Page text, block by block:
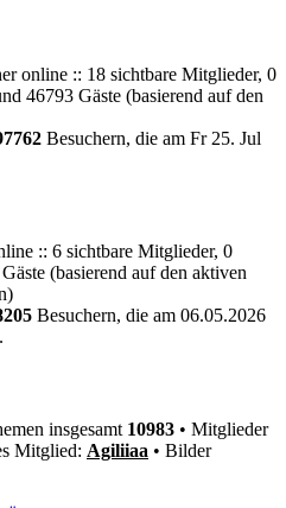
online :: 18 sichtbare Mitglieder, 0
46793 Gäste (basierend auf den
Besuchern, die am Fr 25. Jul
:: 6 sichtbare Mitglieder, 0
(basierend auf den aktiven
Besuchern, die am 06.05.2026
insgesamt 10983 • Mitglieder
Mitglied: Agiliiaa • Bilder